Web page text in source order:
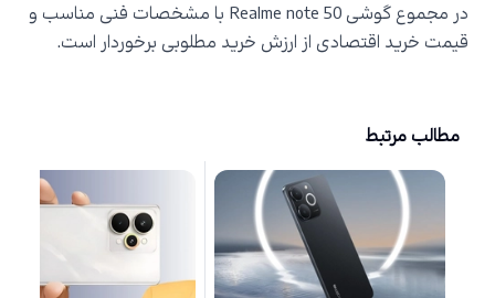
در مجموع گوشی Realme note 50 با مشخصات فنی مناسب و
قیمت خرید اقتصادی از ارزش خرید مطلوبی برخوردار است.
مطالب مرتبط